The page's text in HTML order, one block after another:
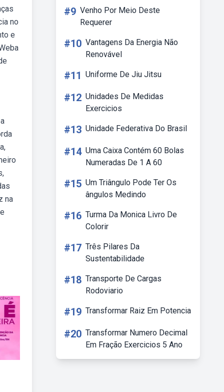
no
e
na
#9 Venho Por Meio Deste
Requerer
#10 Vantagens Da Energia Não
Renovável
#11 Uniforme De Jiu Jitsu
#12 Unidades De Medidas
Exercicios
#13 Unidade Federativa Do Brasil
#14 Uma Caixa Contém 60 Bolas
Numeradas De 1 A 60
#15 Um Triângulo Pode Ter Os
ângulos Medindo
#16 Turma Da Monica Livro De
Colorir
#17 Três Pilares Da
Sustentabilidade
#18 Transporte De Cargas
Rodoviario
#19 Transformar Raiz Em Potencia
#20 Transformar Numero Decimal
Em Fração Exercicios 5 Ano